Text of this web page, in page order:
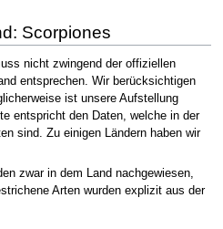
Scorpiones
nicht zwingend der offiziellen
entsprechen. Wir berücksichtigen
ist unsere Aufstellung
entspricht den Daten, welche in der
sind. Zu einigen Ländern haben wir
zwar in dem Land nachgewiesen,
Arten wurden explizit aus der